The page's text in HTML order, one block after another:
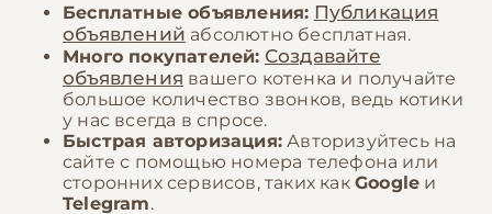
Бесплатные объявления: Публикация
объявлений абсолютно бесплатная.
Много покупателей: Создавайте
объявления вашего котенка и получайте
большое количество звонков, ведь котики
у нас всегда в спросе.
Быстрая авторизация: Авторизуйтесь на
сайте с помощью номера телефона или
сторонних сервисов, таких как Google и
Telegram.